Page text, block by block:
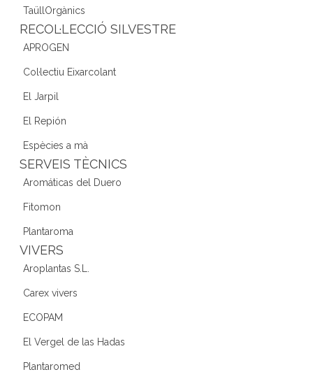
TaüllOrgànics
RECOL·LECCIÓ SILVESTRE
APROGEN
Col·lectiu Eixarcolant
El Jarpil
El Repión
Espècies a mà
SERVEIS TÈCNICS
Aromáticas del Duero
Fitomon
Plantaroma
VIVERS
Aroplantas S.L.
Carex vivers
ECOPAM
El Vergel de las Hadas
Plantaromed